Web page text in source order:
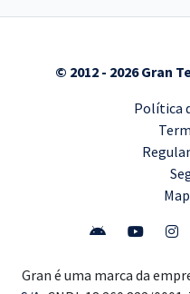
© 2012 - 2026 Gran
Política
Gran é uma marca da